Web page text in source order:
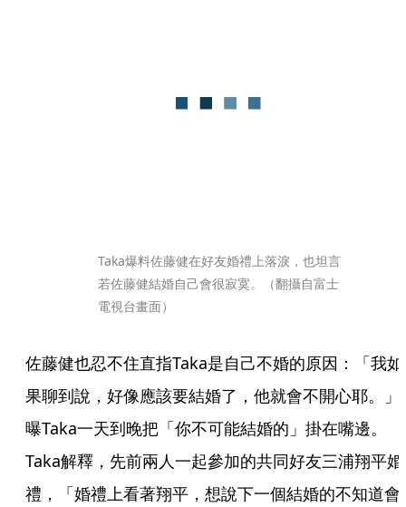
Taka爆料佐藤健在好友婚禮上落淚，也坦言
若佐藤健結婚自己會很寂寞。（翻攝自富士
電視台畫面）
佐藤健也忍不住直指Taka是自己不婚的原因：「我如
果聊到說，好像應該要結婚了，他就會不開心耶。」
曝Taka一天到晚把「你不可能結婚的」掛在嘴邊。
Taka解釋，先前兩人一起參加的共同好友三浦翔平婚
禮，「婚禮上看著翔平，想說下一個結婚的不知道會